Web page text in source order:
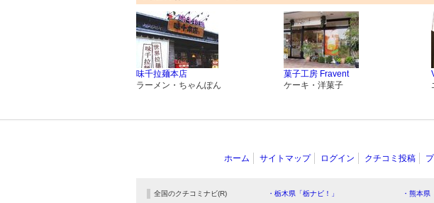
味千拉麺本店
ラーメン・ちゃんぽん
菓子工房 Fravent
ケーキ・洋菓子
ホーム サイトマップ ログイン クチコミ投稿
全国のクチコミナビ(R) ・栃木県「栃ナビ！」 ・熊本県